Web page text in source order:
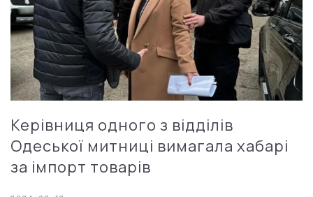
Керівниця одного з відділів
Одеської митниці вимагала хабарі
за імпорт товарів